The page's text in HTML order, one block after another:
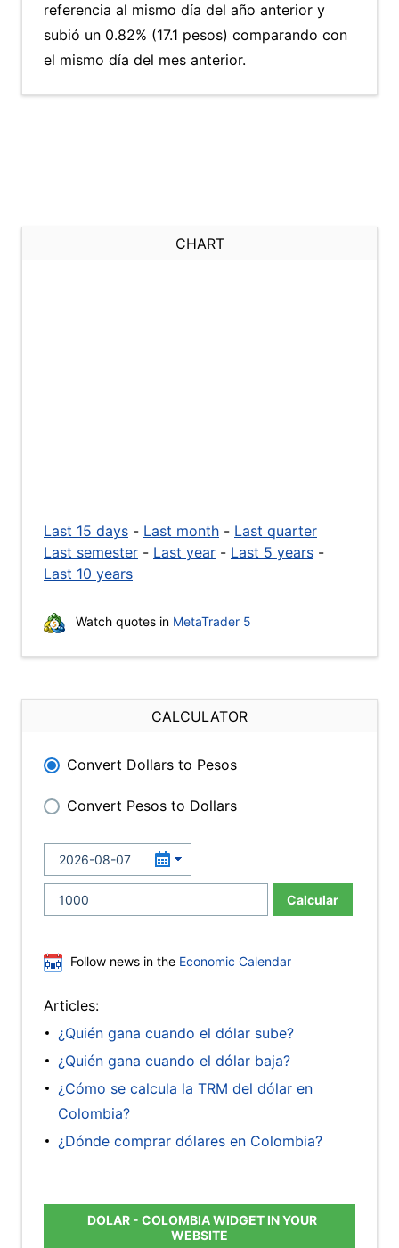
referencia al mismo día del año anterior y
subió un 0.82% (17.1 pesos) comparando con
el mismo día del mes anterior.
CHART
Last 15 days - Last month - Last quarter
Last semester - Last year - Last 5 years -
Last 10 years
Watch quotes in MetaTrader 5
CALCULATOR
Convert Dollars to Pesos
Convert Pesos to Dollars
Calcular
Follow news in the Economic Calendar
Articles:
¿Quién gana cuando el dólar sube?
¿Quién gana cuando el dólar baja?
¿Cómo se calcula la TRM del dólar en
Colombia?
¿Dónde comprar dólares en Colombia?
DOLAR - COLOMBIA WIDGET IN YOUR
WEBSITE